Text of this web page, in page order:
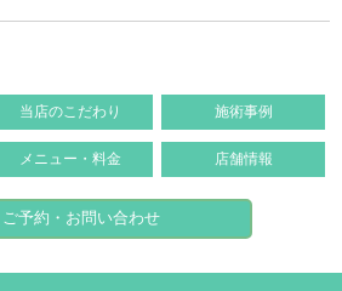
当店のこだわり 施術事例
メニュー・料金 店舗情報
ご予約・お問い合わせ